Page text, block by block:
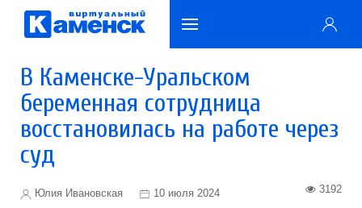
В Каменске-Уральском
беременная сотрудница
восстановилась на работе через
суд
Юлия Ивановская 10 июля 2024 3192